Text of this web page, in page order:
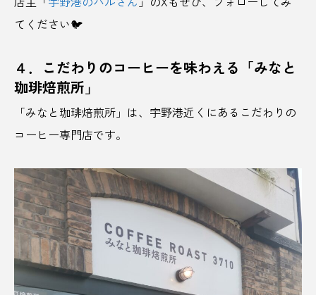
ドライブ とれとれビレッジ
ねぎそば ねぶた祭 ネモフィラ バズ
バズーカ砲 ハチミツ はちみつ酒
ハブスポット
バレルサウナ バレンタイン
パワースポット パンといす ビーチ
ビーチレジャー ビール
ひぐらしのなく頃に ビジネスイベント
てください🐦
４．こだわりのコーヒーを味わえる「みなと
珈琲焙煎所」
「みなと珈琲焙煎所」は、宇野港近くにあるこだわりの
コーヒー専門店です。